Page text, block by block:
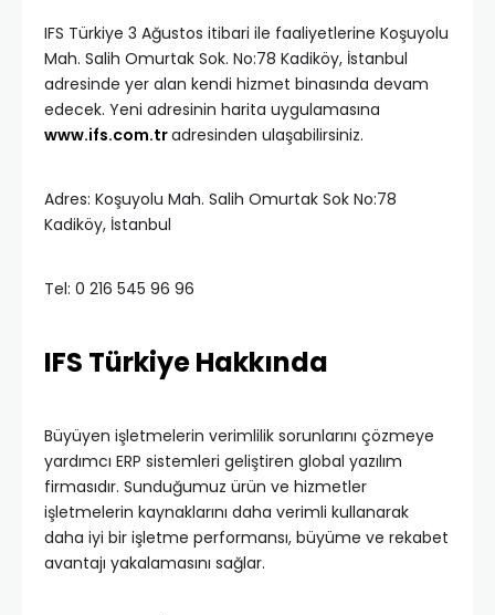
IFS Türkiye 3 Ağustos itibari ile faaliyetlerine Koşuyolu
Mah. Salih Omurtak Sok. No:78 Kadiköy, İstanbul
adresinde yer alan kendi hizmet binasında devam
edecek. Yeni adresinin harita uygulamasına
www.ifs.com.tradresinden ulaşabilirsiniz.
Adres: Koşuyolu Mah. Salih Omurtak Sok No:78
Kadiköy, İstanbul
Tel: 0 216 545 96 96
IFS Türkiye Hakkında
Büyüyen işletmelerin verimlilik sorunlarını çözmeye
yardımcı ERP sistemleri geliştiren global yazılım
firmasıdır. Sunduğumuz ürün ve hizmetler
işletmelerin kaynaklarını daha verimli kullanarak
daha iyi bir işletme performansı, büyüme ve rekabet
avantajı yakalamasını sağlar.